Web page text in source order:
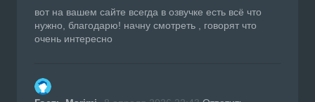
вот на вашем сайте всегда в озвучке есть всё что
нужно, благодарю! начну смотреть , говорят что
очень интересно